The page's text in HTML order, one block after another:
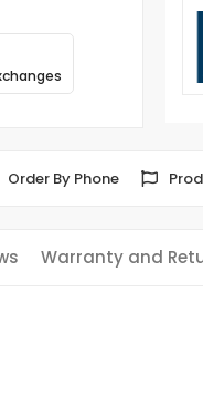
Order By Phone
Warranty and